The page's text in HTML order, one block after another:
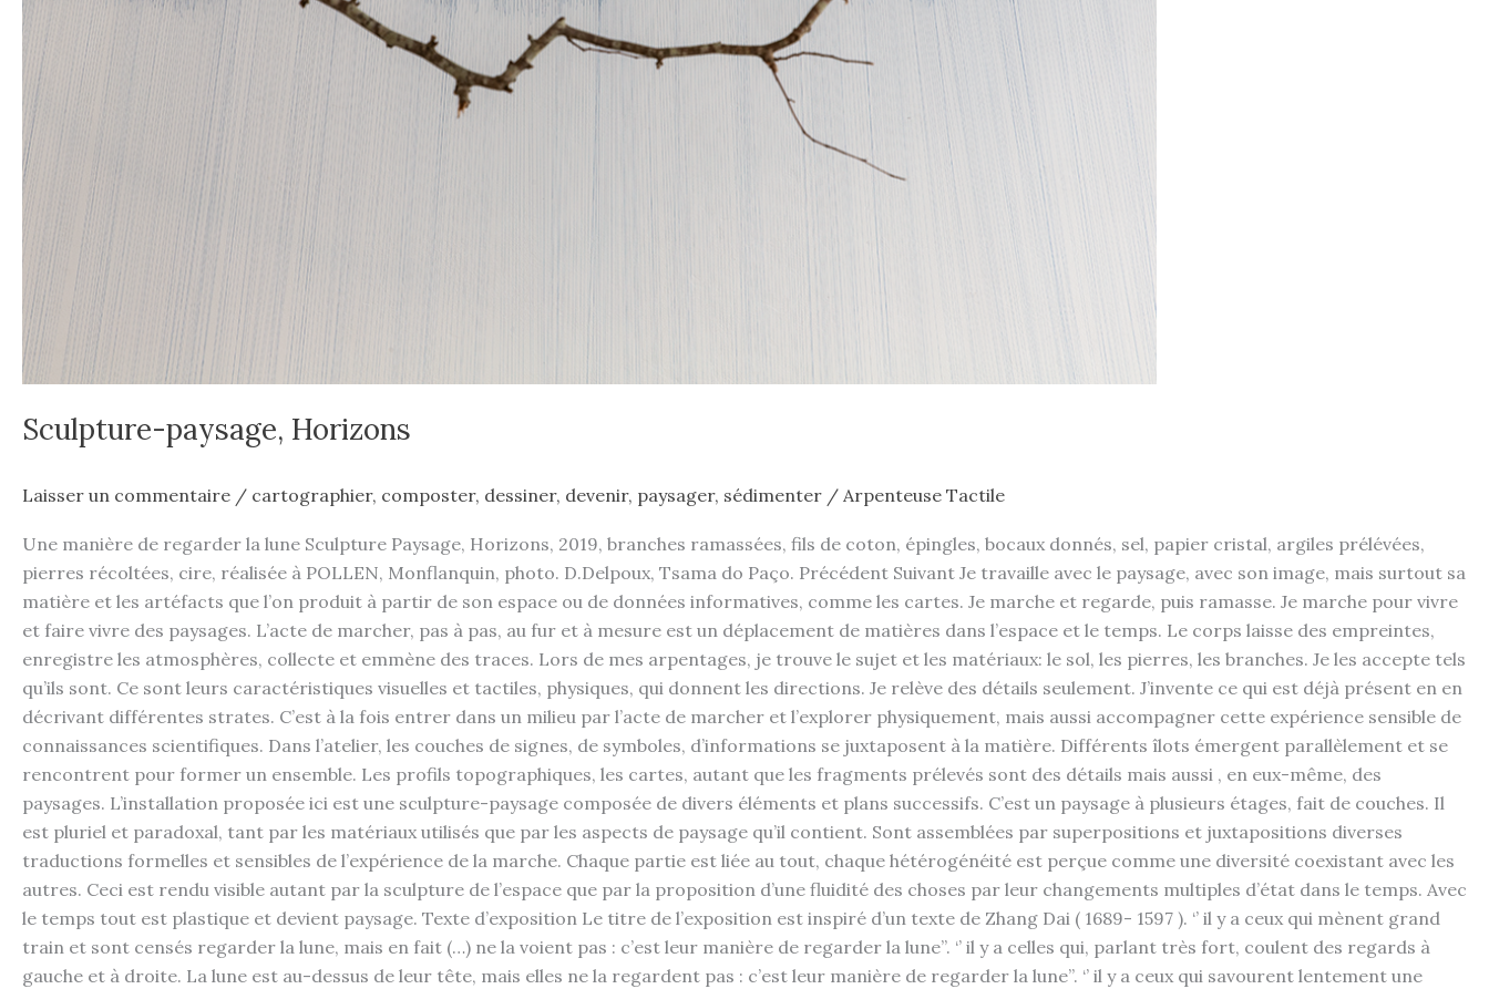
Sculpture-paysage, Horizons
Laisser un commentaire / cartographier, composter, dessiner, devenir, paysager, sédimenter / Arpenteuse Tactile
Une manière de regarder la lune Sculpture Paysage, Horizons, 2019, branches ramassées, fils de coton, épingles, bocaux donnés, sel, papier cristal, argiles prélévées,
pierres récoltées, cire, réalisée à POLLEN, Monflanquin, photo. D.Delpoux, Tsama do Paço. Précédent Suivant Je travaille avec le paysage, avec son image, mais surtout sa
matière et les artéfacts que l’on produit à partir de son espace ou de données informatives, comme les cartes. Je marche et regarde, puis ramasse. Je marche pour vivre
et faire vivre des paysages. L’acte de marcher, pas à pas, au fur et à mesure est un déplacement de matières dans l’espace et le temps. Le corps laisse des empreintes,
enregistre les atmosphères, collecte et emmène des traces. Lors de mes arpentages, je trouve le sujet et les matériaux: le sol, les pierres, les branches. Je les accepte tels
qu’ils sont. Ce sont leurs caractéristiques visuelles et tactiles, physiques, qui donnent les directions. Je relève des détails seulement. J’invente ce qui est déjà présent en en
décrivant différentes strates. C’est à la fois entrer dans un milieu par l’acte de marcher et l’explorer physiquement, mais aussi accompagner cette expérience sensible de
connaissances scientifiques. Dans l’atelier, les couches de signes, de symboles, d’informations se juxtaposent à la matière. Différents îlots émergent parallèlement et se
rencontrent pour former un ensemble. Les profils topographiques, les cartes, autant que les fragments prélevés sont des détails mais aussi , en eux-même, des
paysages. L’installation proposée ici est une sculpture-paysage composée de divers éléments et plans successifs. C’est un paysage à plusieurs étages, fait de couches. Il
est pluriel et paradoxal, tant par les matériaux utilisés que par les aspects de paysage qu’il contient. Sont assemblées par superpositions et juxtapositions diverses
traductions formelles et sensibles de l’expérience de la marche. Chaque partie est liée au tout, chaque hétérogénéité est perçue comme une diversité coexistant avec les
autres. Ceci est rendu visible autant par la sculpture de l’espace que par la proposition d’une fluidité des choses par leur changements multiples d’état dans le temps. Avec
le temps tout est plastique et devient paysage. Texte d’exposition Le titre de l’exposition est inspiré d’un texte de Zhang Dai ( 1689- 1597 ). ‘’ il y a ceux qui mènent grand
train et sont censés regarder la lune, mais en fait (…) ne la voient pas : c’est leur manière de regarder la lune’’. ‘’ il y a celles qui, parlant très fort, coulent des regards à
gauche et à droite. La lune est au-dessus de leur tête, mais elles ne la regardent pas : c’est leur manière de regarder la lune’’. ‘’ il y a ceux qui savourent lentement une